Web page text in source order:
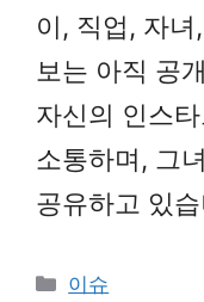
이, 직업, 자
보는 아직 공
자신의 인스
소통하며, 그
공유하고 있
Categories
이슈